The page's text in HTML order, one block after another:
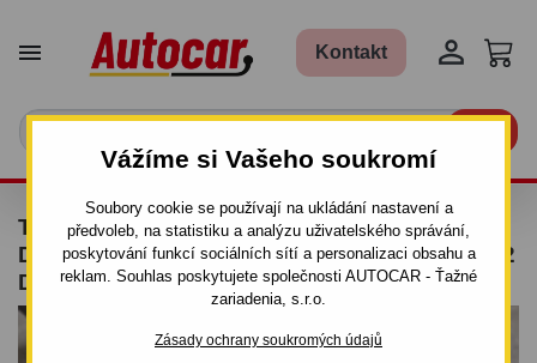
Vážíme si Vašeho soukromí
Soubory cookie se používají na ukládání nastavení a
předvoleb, na statistiku a analýzu uživatelského správání,
poskytování funkcí sociálních sítí a personalizaci obsahu a
reklam. Souhlas poskytujete společnosti AUTOCAR - Ťažné
zariadenia, s.r.o.
Zásady ochrany soukromých údajů
 Kontakt 
TAŽNÉ ZAŘÍZENÍ PRO NISSAN MICRA - 3/5
DV.(K 12) - ŠROUBOVÝ SYSTÉM - OD 2003/02
DO